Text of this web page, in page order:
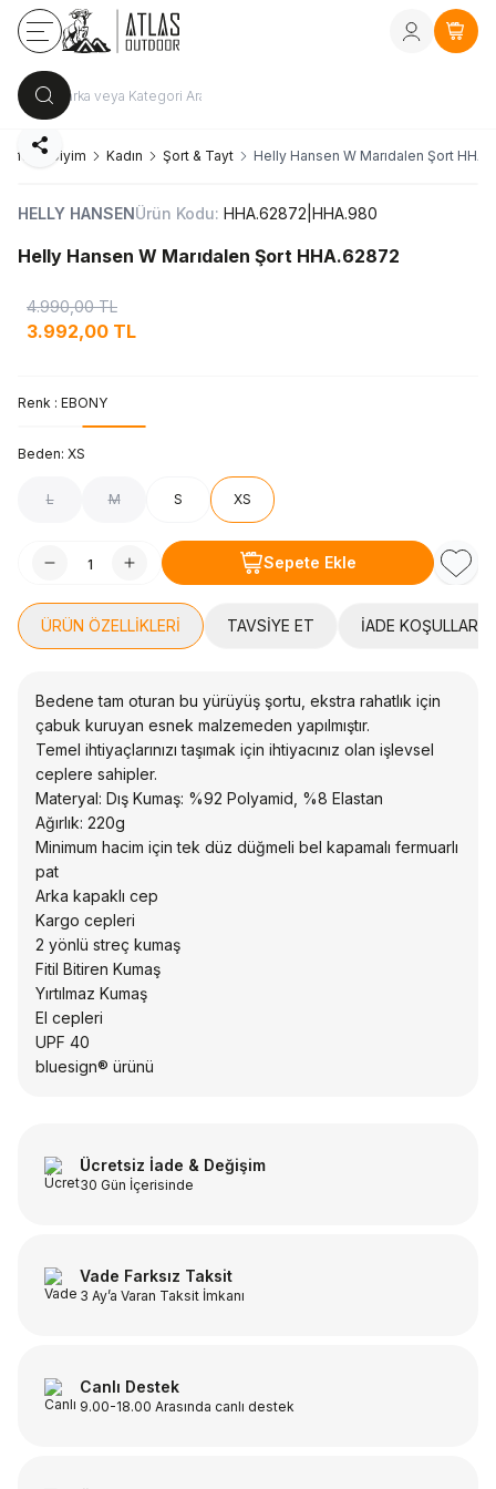
Kayıt Ol veya
Giyim Kadın Şort & Tayt Helly Hansen W Marıdalen Şort
Paylaş
HELLY HANSENÜrün Kodu: HHA.62872|HHA.980
Helly Hansen W Marıdalen Şort HHA.62872
4.990,00TL
3.992,00 TL
Renk : EBONY
Beden: XS
L M S XS
Sepete Ekle
ÜRÜN ÖZELLIKLERI TAVSIYE ET İADE KOŞULLARI
Bedene tam oturan bu yürüyüş şortu, ekstra rahatlık için
çabuk kuruyan esnek malzemeden yapılmıştır.
Temel ihtiyaçlarınızı taşımak için ihtiyacınız olan işlevsel
ceplere sahipler.
Materyal: Dış Kumaş: %92 Polyamid, %8 Elastan
Ağırlık: 220g
Minimum hacim için tek düz düğmeli bel kapamalı fermuarlı
pat
Arka kapaklı cep
Kargo cepleri
2 yönlü streç kumaş
Fitil Bitiren Kumaş
Yırtılmaz Kumaş
El cepleri
UPF 40
bluesign® ürünü
Ücretsiz İade & Değişim
30 Gün İçerisinde
Vade Farksız Taksit
3 Ay’a Varan Taksit İmkanı
Canlı Destek
9.00-18.00 Arasında canlı destek